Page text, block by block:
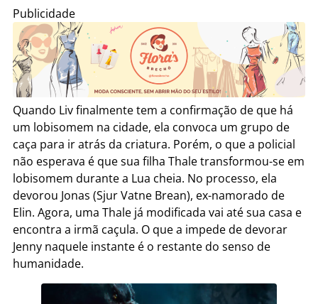
Publicidade
Quando Liv finalmente tem a confirmação de que há
um lobisomem na cidade, ela convoca um grupo de
caça para ir atrás da criatura. Porém, o que a policial
não esperava é que sua filha Thale transformou-se em
lobisomem durante a Lua cheia. No processo, ela
devorou Jonas (Sjur Vatne Brean), ex-namorado de
Elin. Agora, uma Thale já modificada vai até sua casa e
encontra a irmã caçula. O que a impede de devorar
Jenny naquele instante é o restante do senso de
humanidade.